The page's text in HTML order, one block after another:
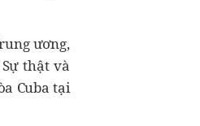
ương,
thật và
Cuba tại